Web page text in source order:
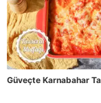
Güveçte Karnabahar